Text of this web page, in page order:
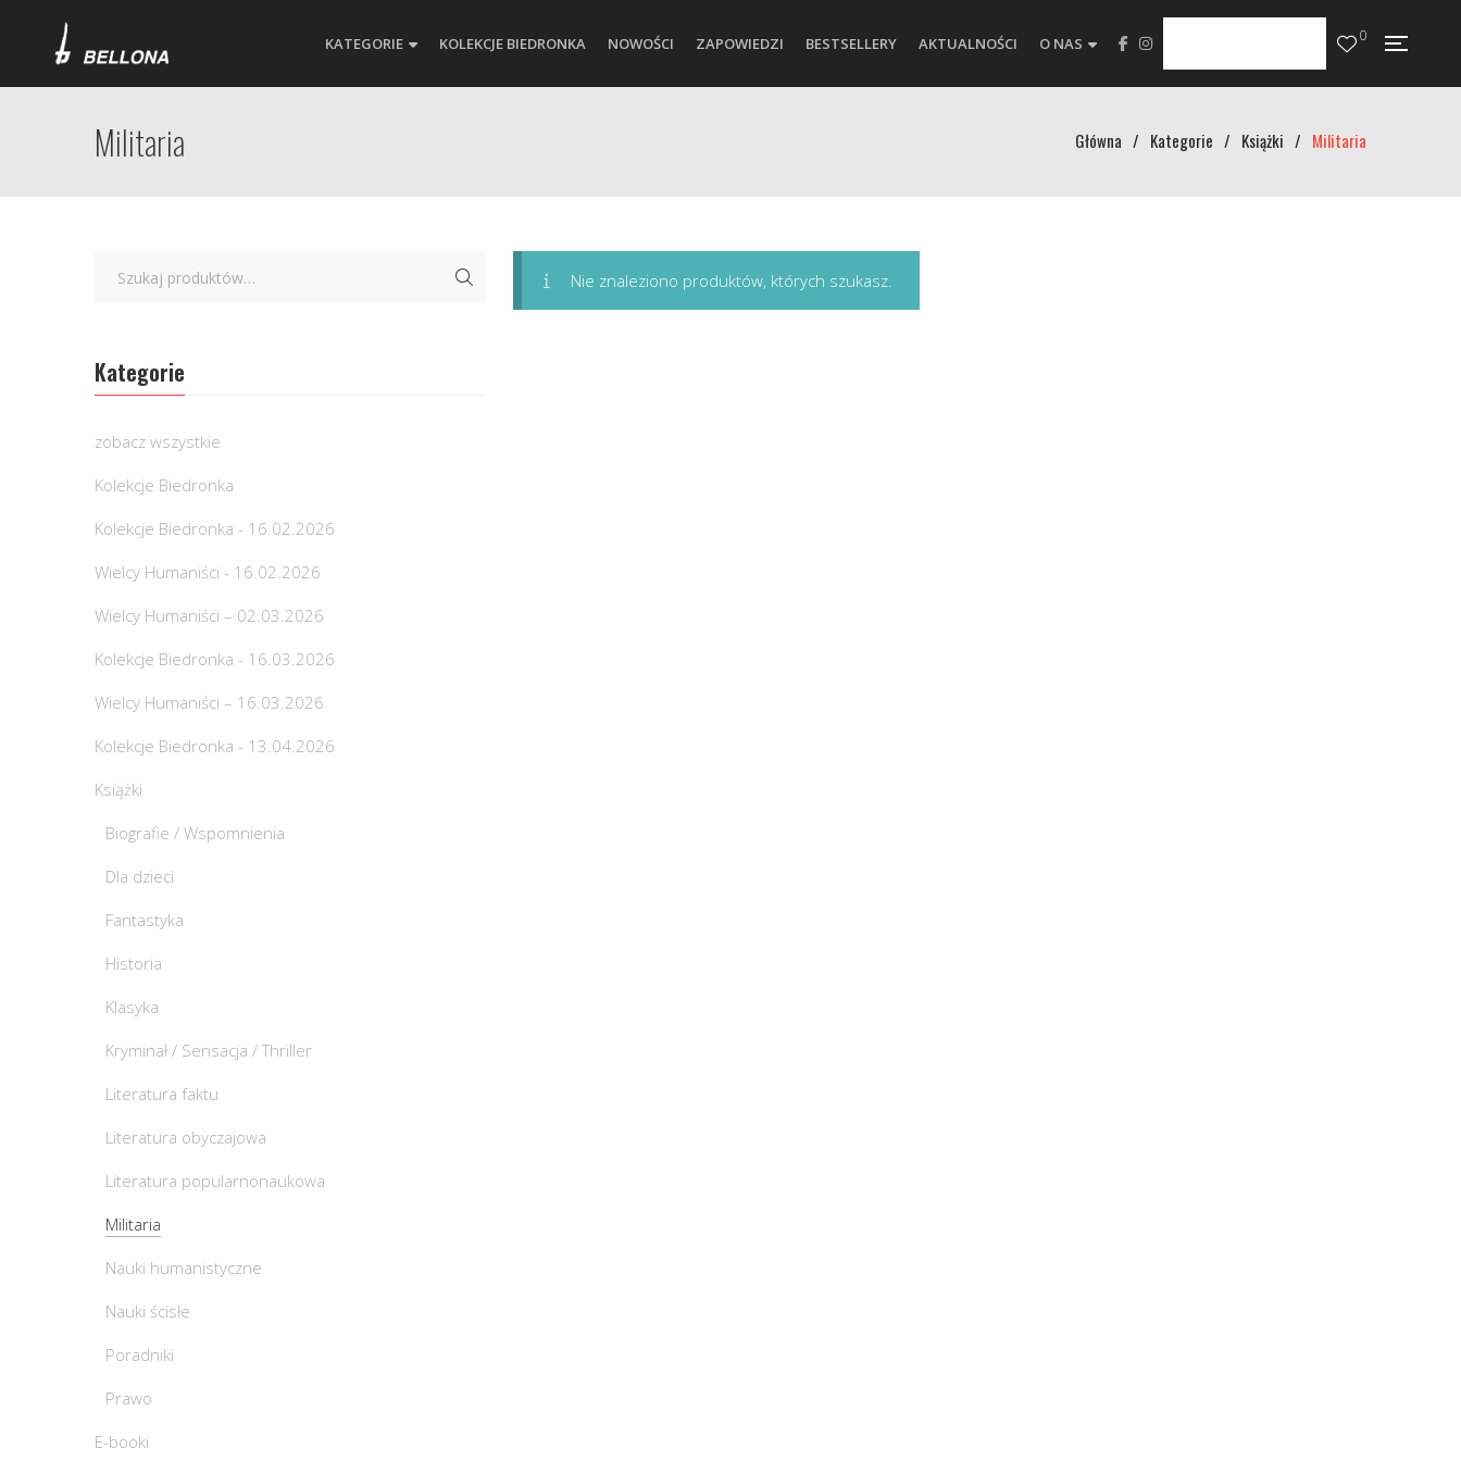
KATEGORIE KOLEKCJE BIEDRONKA NOWOŚCI ZAPOWIEDZI BESTSELLERY AKTUALNOŚCI O NAS 0
Militaria Główna / Kategorie / Książki / Militaria
Nie znaleziono produktów, których szukasz.
Kategorie
zobacz wszystkie
Kolekcje Biedronka
Kolekcje Biedronka - 16.02.2026
Wielcy Humaniści - 16.02.2026
Wielcy Humaniści – 02.03.2026
Kolekcje Biedronka - 16.03.2026
Wielcy Humaniści – 16.03.2026
Kolekcje Biedronka - 13.04.2026
Książki
Biografie / Wspomnienia
Dla dzieci
Fantastyka
Historia
Klasyka
Kryminał / Sensacja / Thriller
Literatura faktu
Literatura obyczajowa
Literatura popularnonaukowa
Militaria
Nauki humanistyczne
Nauki ścisłe
Poradniki
Prawo
E-booki